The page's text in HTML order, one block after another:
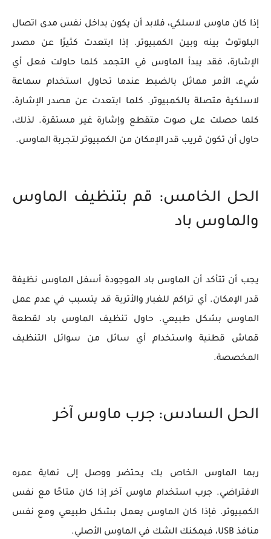
إذا كان ماوس لاسلكي، فلابد أن يكون بداخل نفس مدى اتصال
البلوتوث بينه وبين الكمبيوتر. إذا ابتعدت كثيرًا عن مصدر
الإشارة، فقد يبدأ الماوس في التجمد كلما حاولت فعل أي
شيء، الأمر مماثل بالضبط عندما تحاول استخدام سماعة
لاسلكية متصلة بالكمبيوتر. كلما ابتعدت عن مصدر الإشارة،
كلما حصلت على صوت متقطع وإشارة غير مستقرة. لذلك،
حاول أن تكون قريب قدر الإمكان من الكمبيوتر لتجربة الماوس.
الحل الخامس: قم بتنظيف الماوس
والماوس باد
يجب أن تتأكد أن الماوس باد الموجودة أسفل الماوس نظيفة
قدر الإمكان. أي تراكم للغبار والأتربة قد يتسبب في عدم عمل
الماوس بشكل طبيعي. حاول تنظيف الماوس باد لقطعة
قماش قطنية واستخدام أي سائل من سوائل التنظيف
المخصصة.
الحل السادس: جرب ماوس آخر
ربما الماوس الخاص بك يحتضر ووصل إلى نهاية عمره
الافتراضي. جرب استخدام ماوس آخر إذا كان متاحًا مع نفس
الكمبيوتر. فإذا كان الماوس يعمل بشكل طبيعي ومع نفس
منافذ USB، فيمكنك الشك في الماوس الأصلي.